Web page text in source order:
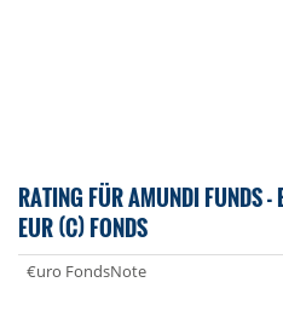
RATING FÜR AMUNDI FUNDS -
EUR (C) FONDS
€uro FondsNote